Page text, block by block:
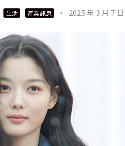
生活 產業訊息 · 2025 年 3 月 7 日